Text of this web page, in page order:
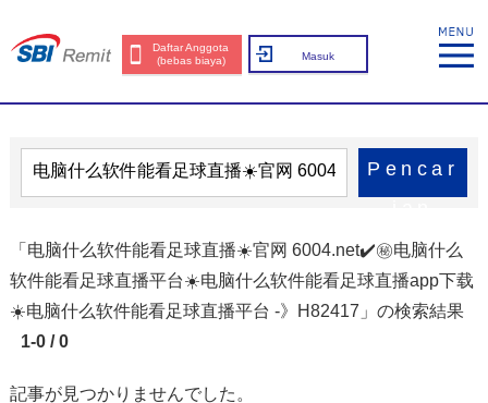
Daftar Anggota
(bebas biaya)
Masuk
Pencar
「电脑什么软件能看足球直播☀️官网 6004.net✔️㊙️️电脑什么
软件能看足球直播平台☀️电脑什么软件能看足球直播app下载
☀️电脑什么软件能看足球直播平台 -》H82417」の検索結果
1-0 / 0
記事が見つかりませんでした。